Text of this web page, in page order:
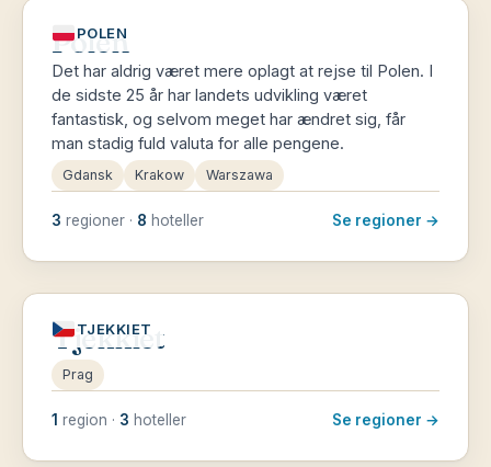
POLEN
Polen
Det har aldrig været mere oplagt at rejse til Polen. I
de sidste 25 år har landets udvikling været
fantastisk, og selvom meget har ændret sig, får
man stadig fuld valuta for alle pengene.
Gdansk Krakow Warszawa
3 regioner · 8 hoteller Se regioner →
TJEKKIET
Tjekkiet
Prag
1 region · 3 hoteller Se regioner →